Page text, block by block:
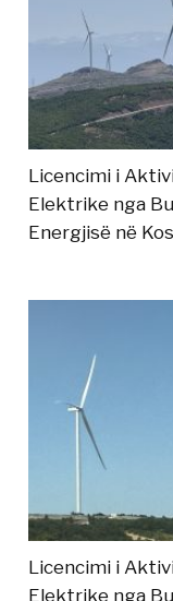
Licencimi i
Elektrike nga
Energjisë në
Licencimi i
Elektrike nga